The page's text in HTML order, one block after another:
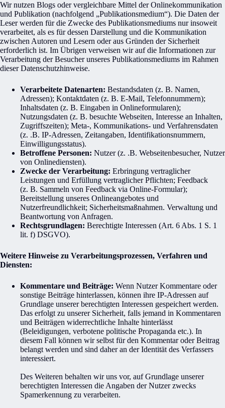
Wir nutzen Blogs oder vergleichbare Mittel der Onlinekommunikation
und Publikation (nachfolgend „Publikationsmedium“). Die Daten der
Leser werden für die Zwecke des Publikationsmediums nur insoweit
verarbeitet, als es für dessen Darstellung und die Kommunikation
zwischen Autoren und Lesern oder aus Gründen der Sicherheit
erforderlich ist. Im Übrigen verweisen wir auf die Informationen zur
Verarbeitung der Besucher unseres Publikationsmediums im Rahmen
dieser Datenschutzhinweise.
Verarbeitete Datenarten: Bestandsdaten (z. B. Namen,
Adressen); Kontaktdaten (z. B. E-Mail, Telefonnummern);
Inhaltsdaten (z. B. Eingaben in Onlineformularen);
Nutzungsdaten (z. B. besuchte Webseiten, Interesse an Inhalten,
Zugriffszeiten); Meta-, Kommunikations- und Verfahrensdaten
(z. .B. IP-Adressen, Zeitangaben, Identifikationsnummern,
Einwilligungsstatus).
Betroffene Personen: Nutzer (z. .B. Webseitenbesucher, Nutzer
von Onlinediensten).
Zwecke der Verarbeitung: Erbringung vertraglicher
Leistungen und Erfüllung vertraglicher Pflichten; Feedback
(z. B. Sammeln von Feedback via Online-Formular);
Bereitstellung unseres Onlineangebotes und
Nutzerfreundlichkeit; Sicherheitsmaßnahmen. Verwaltung und
Beantwortung von Anfragen.
Rechtsgrundlagen: Berechtigte Interessen (Art. 6 Abs. 1 S. 1
lit. f) DSGVO).
Weitere Hinweise zu Verarbeitungsprozessen, Verfahren und
Diensten:
Kommentare und Beiträge: Wenn Nutzer Kommentare oder
sonstige Beiträge hinterlassen, können ihre IP-Adressen auf
Grundlage unserer berechtigten Interessen gespeichert werden.
Das erfolgt zu unserer Sicherheit, falls jemand in Kommentaren
und Beiträgen widerrechtliche Inhalte hinterlässt
(Beleidigungen, verbotene politische Propaganda etc.). In
diesem Fall können wir selbst für den Kommentar oder Beitrag
belangt werden und sind daher an der Identität des Verfassers
interessiert.
Des Weiteren behalten wir uns vor, auf Grundlage unserer
berechtigten Interessen die Angaben der Nutzer zwecks
Spamerkennung zu verarbeiten.